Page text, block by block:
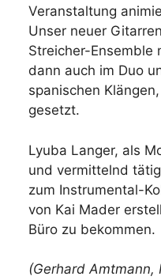
Veranstaltung
Unser neuer
Streicher-Ensemble
dann auch im Duo
spanischen
gesetzt.
Lyuba Langer, als
und vermittelnd
zum Instrumental-
von Kai Mader
Büro zu bekommen.
(Gerhard Amtmann,